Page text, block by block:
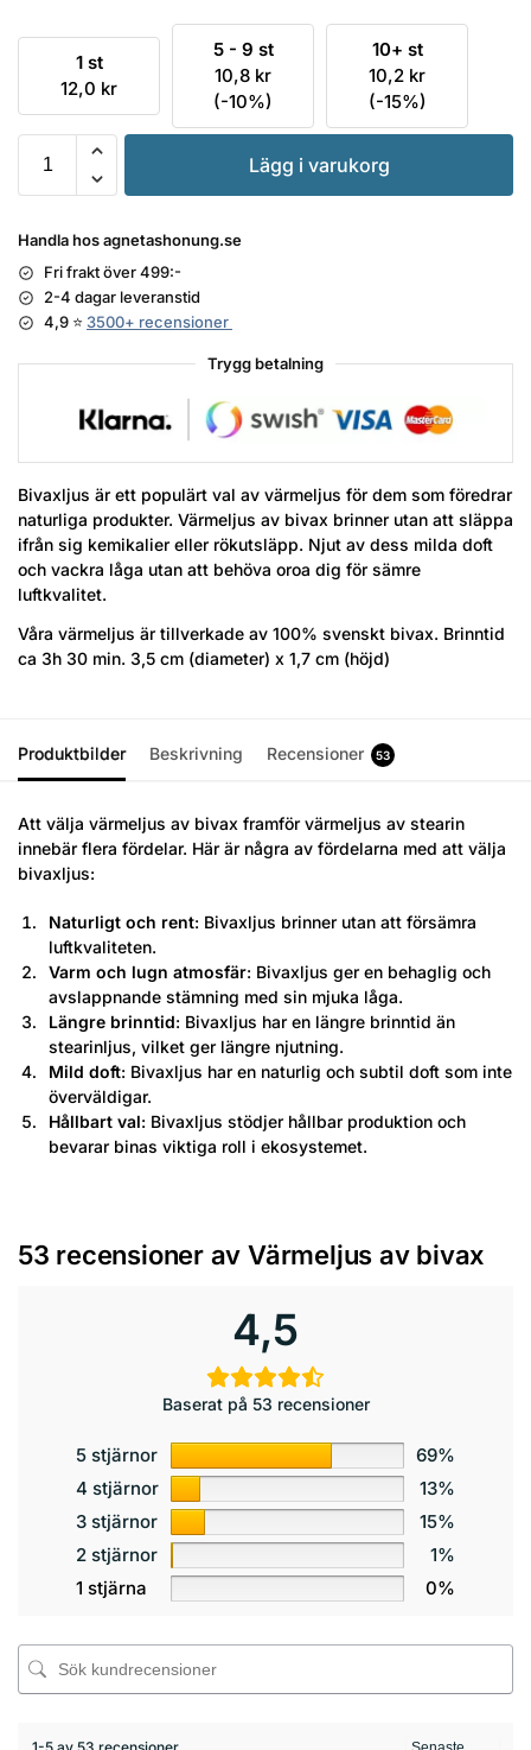
1 st
12,0 kr
5 - 9 st
10,8 kr
(-10%)
10+ st
10,2 kr
(-15%)
Lägg i varukorg
Handla hos agnetashonung.se
Fri frakt över 499:-
2-4 dagar leveranstid
4,9 ⭐ 3500+ recensioner
Trygg betalning
Bivaxljus är ett populärt val av värmeljus för dem som föredrar
naturliga produkter. Värmeljus av bivax brinner utan att släppa
ifrån sig kemikalier eller rökutsläpp. Njut av dess milda doft
och vackra låga utan att behöva oroa dig för sämre
luftkvalitet.
Våra värmeljus är tillverkade av 100% svenskt bivax. Brinntid
ca 3h 30 min. 3,5 cm (diameter) x 1,7 cm (höjd)
Produktbilder Beskrivning Recensioner 53
Att välja värmeljus av bivax framför värmeljus av stearin
innebär flera fördelar. Här är några av fördelarna med att välja
bivaxljus:
Naturligt och rent: Bivaxljus brinner utan att försämra
luftkvaliteten.
Varm och lugn atmosfär: Bivaxljus ger en behaglig och
avslappnande stämning med sin mjuka låga.
Längre brinntid: Bivaxljus har en längre brinntid än
stearinljus, vilket ger längre njutning.
Mild doft: Bivaxljus har en naturlig och subtil doft som inte
överväldigar.
Hållbart val: Bivaxljus stödjer hållbar produktion och
bevarar binas viktiga roll i ekosystemet.
53 recensioner avVärmeljus av bivax
4,5
Baserat på 53 recensioner
5 stjärnor
69%
4 stjärnor
13%
3 stjärnor
15%
2 stjärnor
1%
1 stjärna
0%